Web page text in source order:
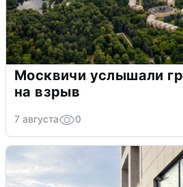
Москвичи услышали
на взрыв
7 августа 0